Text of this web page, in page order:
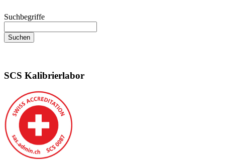
Suchbegriffe
SCS Kalibrierlabor